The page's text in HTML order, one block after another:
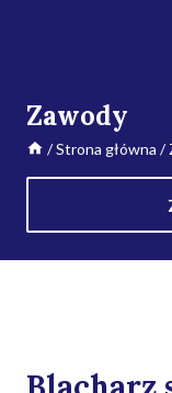
Zawody
/Strona główna /